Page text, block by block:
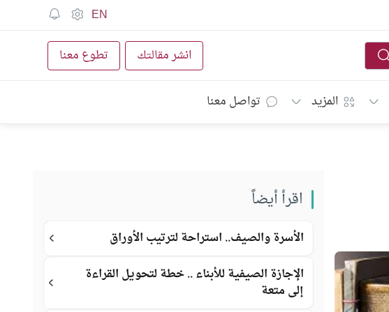
EN
انشر مقالتك تطوع معنا
المزيد تواصل معنا
اقرأ أيضاً
الأسرة والصيف.. استراحة لترتيب الأوراق
الإجازة الصيفية للأبناء .. خطة لتحويل القراءة
إلى متعة